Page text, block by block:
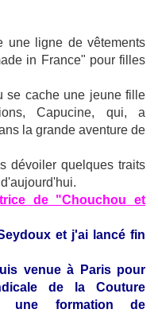
une ligne de vêtements
in France" pour filles
se cache une jeune fille
Capucine, qui, a
la grande aventure de
dévoiler quelques traits
de "Chouchou et
et j'ai lancé fin
venue à Paris pour
de la Couture
une formation de